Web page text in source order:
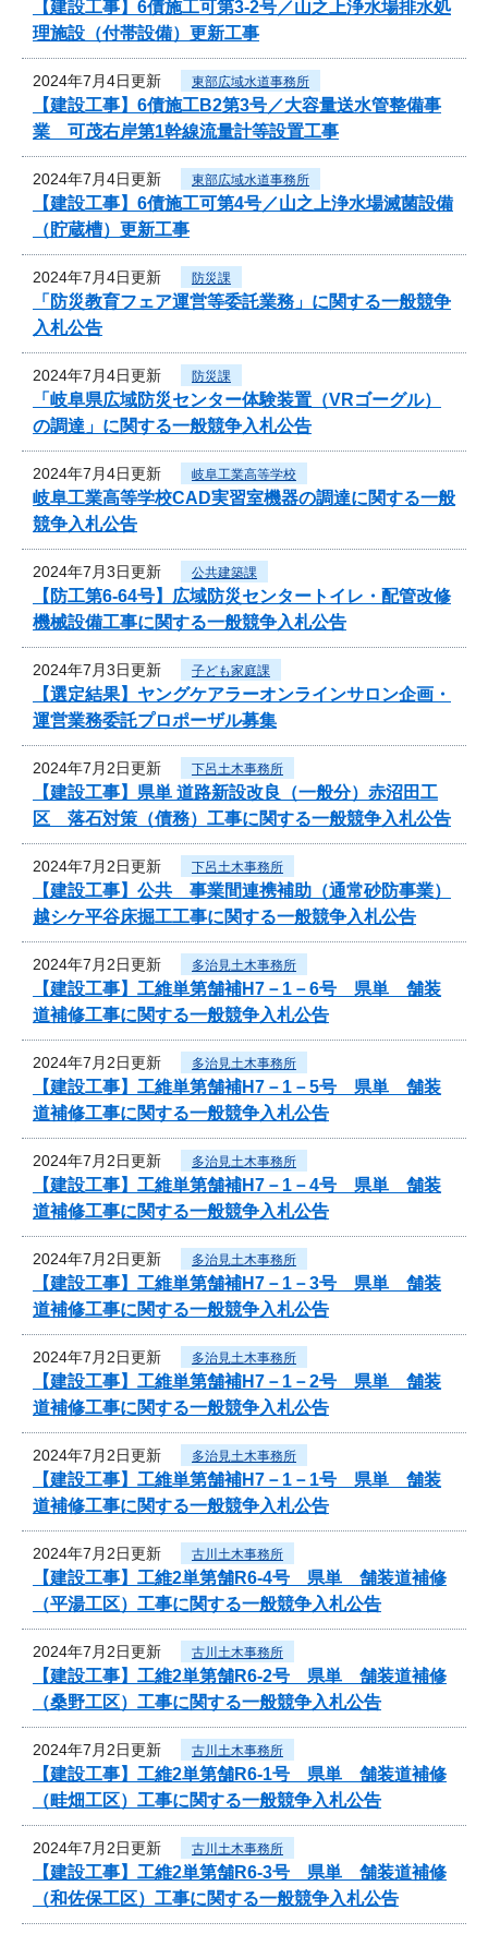
【建設工事】6債施工可第3-2号／山之上浄水場排水処
理施設（付帯設備）更新工事
2024年7月4日更新 東部広域水道事務所
【建設工事】6債施工B2第3号／大容量送水管整備事
業 可茂右岸第1幹線流量計等設置工事
2024年7月4日更新 東部広域水道事務所
【建設工事】6債施工可第4号／山之上浄水場滅菌設備
（貯蔵槽）更新工事
2024年7月4日更新 防災課
「防災教育フェア運営等委託業務」に関する一般競争
入札公告
2024年7月4日更新 防災課
「岐阜県広域防災センター体験装置（VRゴーグル）
の調達」に関する一般競争入札公告
2024年7月4日更新 岐阜工業高等学校
岐阜工業高等学校CAD実習室機器の調達に関する一般
競争入札公告
2024年7月3日更新 公共建築課
【防工第6-64号】広域防災センタートイレ・配管改修
機械設備工事に関する一般競争入札公告
2024年7月3日更新 子ども家庭課
【選定結果】ヤングケアラーオンラインサロン企画・
運営業務委託プロポーザル募集
2024年7月2日更新 下呂土木事務所
【建設工事】県単 道路新設改良（一般分）赤沼田工
区 落石対策（債務）工事に関する一般競争入札公告
2024年7月2日更新 下呂土木事務所
【建設工事】公共 事業間連携補助（通常砂防事業）
越シケ平谷床掘工工事に関する一般競争入札公告
2024年7月2日更新 多治見土木事務所
【建設工事】工維単第舗補H7－1－6号 県単 舗装
道補修工事に関する一般競争入札公告
2024年7月2日更新 多治見土木事務所
【建設工事】工維単第舗補H7－1－5号 県単 舗装
道補修工事に関する一般競争入札公告
2024年7月2日更新 多治見土木事務所
【建設工事】工維単第舗補H7－1－4号 県単 舗装
道補修工事に関する一般競争入札公告
2024年7月2日更新 多治見土木事務所
【建設工事】工維単第舗補H7－1－3号 県単 舗装
道補修工事に関する一般競争入札公告
2024年7月2日更新 多治見土木事務所
【建設工事】工維単第舗補H7－1－2号 県単 舗装
道補修工事に関する一般競争入札公告
2024年7月2日更新 多治見土木事務所
【建設工事】工維単第舗補H7－1－1号 県単 舗装
道補修工事に関する一般競争入札公告
2024年7月2日更新 古川土木事務所
【建設工事】工維2単第舗R6-4号 県単 舗装道補修
（平湯工区）工事に関する一般競争入札公告
2024年7月2日更新 古川土木事務所
【建設工事】工維2単第舗R6-2号 県単 舗装道補修
（桑野工区）工事に関する一般競争入札公告
2024年7月2日更新 古川土木事務所
【建設工事】工維2単第舗R6-1号 県単 舗装道補修
（畦畑工区）工事に関する一般競争入札公告
2024年7月2日更新 古川土木事務所
【建設工事】工維2単第舗R6-3号 県単 舗装道補修
（和佐保工区）工事に関する一般競争入札公告